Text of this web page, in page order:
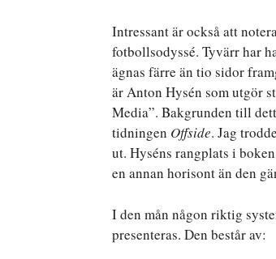
Intressant är också att
fotbollsodyssé. Tyvärr har
ägnas färre än tio sidor
är Anton Hysén som utgör
Media”. Bakgrunden till
tidningen Offside. Jag
ut. Hyséns rangplats i
en annan horisont än den
I den mån någon riktig
presenteras. Den består av: